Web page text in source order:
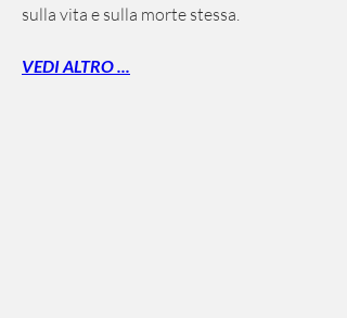
sulla vita e sulla morte stessa.
VEDI ALTRO ...